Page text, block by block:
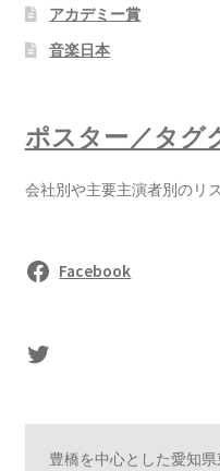
アカデミー賞
音楽日本
ポスター／タグ
会社別や主要主演者別のリ
Facebook
sasaki's Twitter
豊橋を中心とした愛知